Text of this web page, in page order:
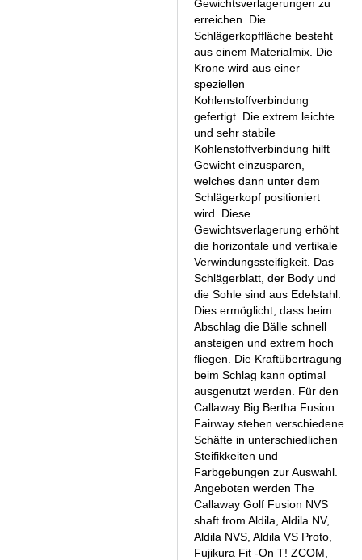
Gewichtsverlagerungen zu
erreichen. Die
Schlägerkopffläche besteht
aus einem Materialmix. Die
Krone wird aus einer
speziellen
Kohlenstoffverbindung
gefertigt. Die extrem leichte
und sehr stabile
Kohlenstoffverbindung hilft
Gewicht einzusparen,
welches dann unter dem
Schlägerkopf positioniert
wird. Diese
Gewichtsverlagerung erhöht
die horizontale und vertikale
Verwindungssteifigkeit. Das
Schlägerblatt, der Body und
die Sohle sind aus Edelstahl.
Dies ermöglicht, dass beim
Abschlag die Bälle schnell
ansteigen und extrem hoch
fliegen. Die Kraftübertragung
beim Schlag kann optimal
ausgenutzt werden. Für den
Callaway Big Bertha Fusion
Fairway stehen verschiedene
Schäfte in unterschiedlichen
Steifikkeiten und
Farbgebungen zur Auswahl.
Angeboten werden The
Callaway Golf Fusion NVS
shaft from Aldila, Aldila NV,
Aldila NVS, Aldila VS Proto,
Fujikura Fit -On T! ZCOM,